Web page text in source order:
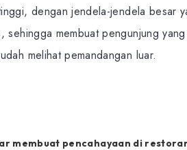
dengan jendela-jendela besar
membuat pengunjung
melihat pemandangan luar.
membuat pencahayaan di